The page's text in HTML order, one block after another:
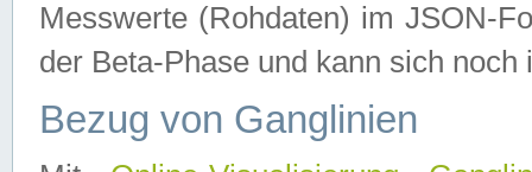
Messwerte (Rohdaten) im JSON-
der Beta-Phase und kann sich noch
Bezug von Ganglinien